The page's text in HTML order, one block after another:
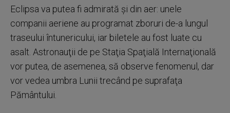
Eclipsa va putea fi admirată şi din aer: unele
companii aeriene au programat zboruri de-a lungul
traseului întunericului, iar biletele au fost luate cu
asalt. Astronauţii de pe Staţia Spaţială Internaţională
vor putea, de asemenea, să observe fenomenul, dar
vor vedea umbra Lunii trecând pe suprafaţa
Pământului.